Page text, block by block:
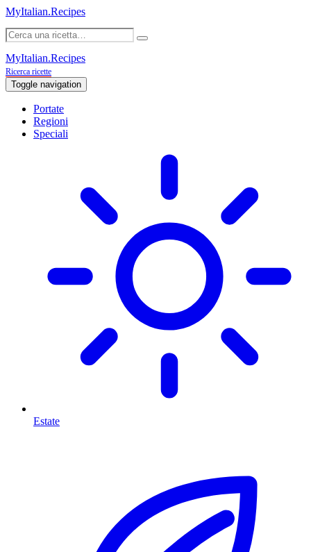
MyItalian.Recipes
MyItalian.Recipes
Ricerca ricette
Toggle navigation
Portate
Regioni
Speciali
Estate